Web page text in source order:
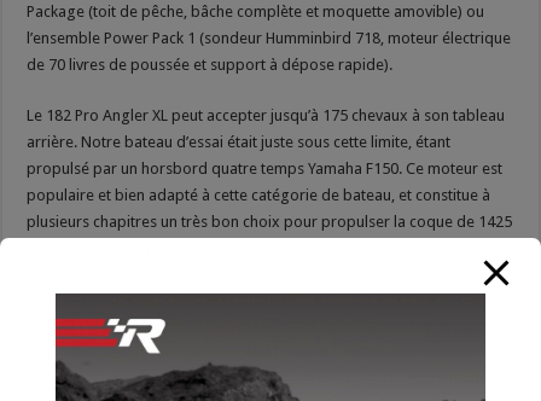
Package (toit de pêche, bâche complète et moquette amovible) ou
l’ensemble Power Pack 1 (sondeur Humminbird 718, moteur électrique
de 70 livres de poussée et support à dépose rapide).
Le 182 Pro Angler XL peut accepter jusqu’à 175 chevaux à son tableau
arrière. Notre bateau d’essai était juste sous cette limite, étant
propulsé par un horsbord quatre temps Yamaha F150. Ce moteur est
populaire et bien adapté à cette catégorie de bateau, et constitue à
plusieurs chapitres un très bon choix pour propulser la coque de 1425
Avec deux adultes à bord et le plein d’essence, le F150 a permis au
bateau de déjauger de façon quasi instantanée. En gardant les gaz à
fond, nous avons sans peine atteint le cap des 50 mi/h en vitesse de
pointe. Même si l’accélération et la vitesse nous ont favorablement